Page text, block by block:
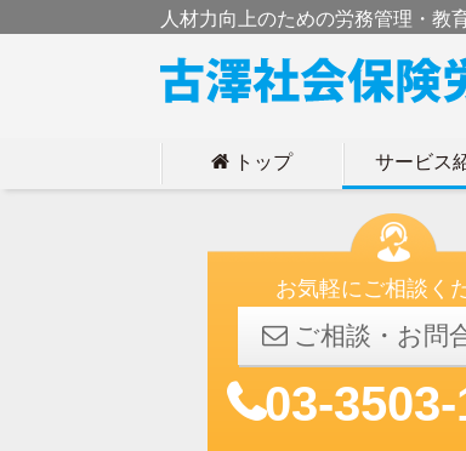
人材力向上のための労務管理・教
hトップ サービス
お気軽にご相談く
ご相談・お問
03-